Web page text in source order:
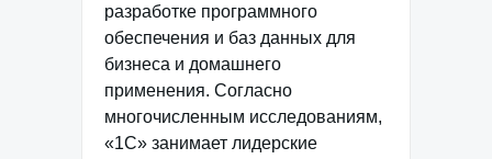
разработке программного
обеспечения и баз данных для
бизнеса и домашнего
применения. Согласно
многочисленным исследованиям,
«1С» занимает лидерские